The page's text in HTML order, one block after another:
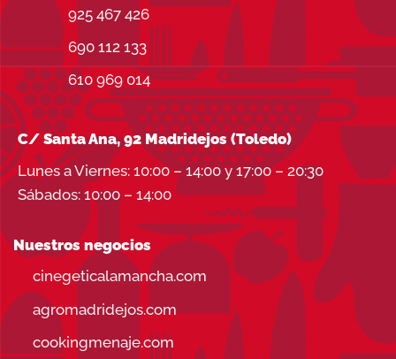
925 467 426
690 112 133
610 969 014
C/ Santa Ana, 92 Madridejos (Toledo)
Lunes a Viernes: 10:00 – 14:00 y 17:00 – 20:30
Sábados: 10:00 – 14:00
Nuestros negocios
cinegeticalamancha.com
agromadridejos.com
cookingmenaje.com